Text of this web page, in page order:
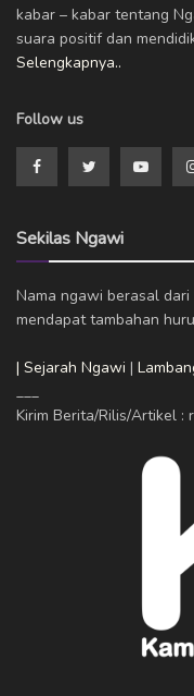
kabar – kabar tentang
suara positif dan
Selengkapnya..
Follow us
Sekilas Ngawi
Nama ngawi berasal dari
mendapat tambahan
| Sejarah Ngawi |
Kirim Berita/Rilis/Artikel :